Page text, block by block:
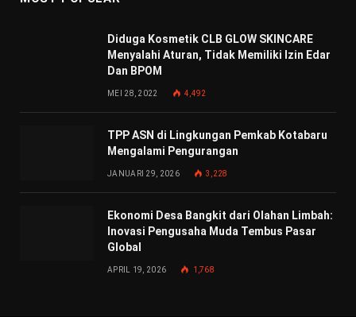
Diduga Kosmetik CLB GLOW SKINCARE
Menyalahi Aturan, Tidak Memiliki Izin Edar
Dan BPOM
MEI 28, 2022 4,492
TPP ASN di Lingkungan Pemkab Kotabaru
Mengalami Pengurangan
JANUARI 29, 2026 3,228
Ekonomi Desa Bangkit dari Olahan Limbah:
Inovasi Pengusaha Muda Tembus Pasar
Global
APRIL 19, 2026 1,768